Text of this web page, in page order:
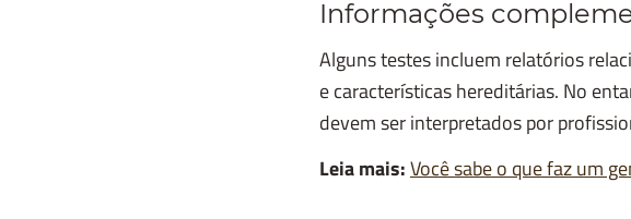
Informações
Alguns testes incluem relatórios
e características hereditárias. No
devem ser interpretados por
Leia mais:Você sabe o que faz um